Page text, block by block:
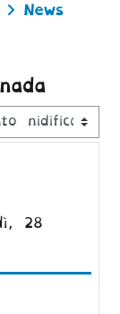
News
28